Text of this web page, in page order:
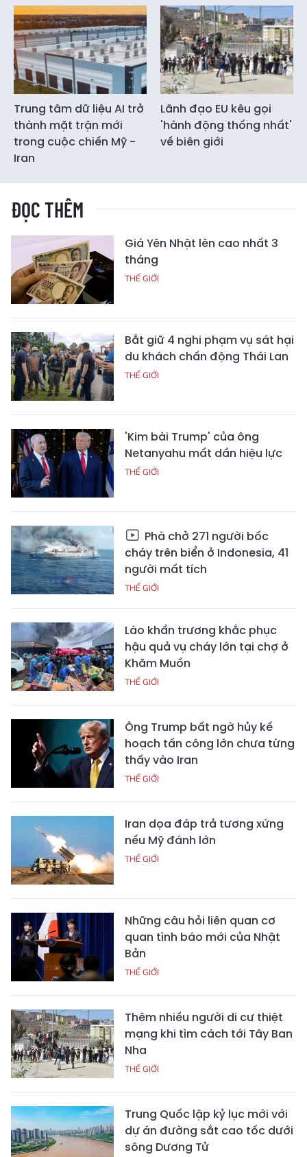
Trung tâm dữ liệu AI trở
thành mặt trận mới
trong cuộc chiến Mỹ -
Iran
Lãnh đạo EU kêu gọi
'hành động thống nhất'
về biên giới
ĐỌC THÊM
Giá Yên Nhật lên cao nhất 3
tháng
THẾ GIỚI
Bắt giữ 4 nghi phạm vụ sát hại
du khách chấn động Thái Lan
THẾ GIỚI
'Kim bài Trump' của ông
Netanyahu mất dần hiệu lực
THẾ GIỚI
Phà chở 271 người bốc
cháy trên biển ở Indonesia, 41
người mất tích
THẾ GIỚI
Lào khẩn trương khắc phục
hậu quả vụ cháy lớn tại chợ ở
Khăm Muồn
THẾ GIỚI
Ông Trump bất ngờ hủy kế
hoạch tấn công lớn chưa từng
thấy vào Iran
THẾ GIỚI
Iran dọa đáp trả tương xứng
nếu Mỹ đánh lớn
THẾ GIỚI
Những câu hỏi liên quan cơ
quan tình báo mới của Nhật
Bản
THẾ GIỚI
Thêm nhiều người di cư thiệt
mạng khi tìm cách tới Tây Ban
Nha
THẾ GIỚI
Trung Quốc lập kỷ lục mới với
dự án đường sắt cao tốc dưới
sông Dương Tử